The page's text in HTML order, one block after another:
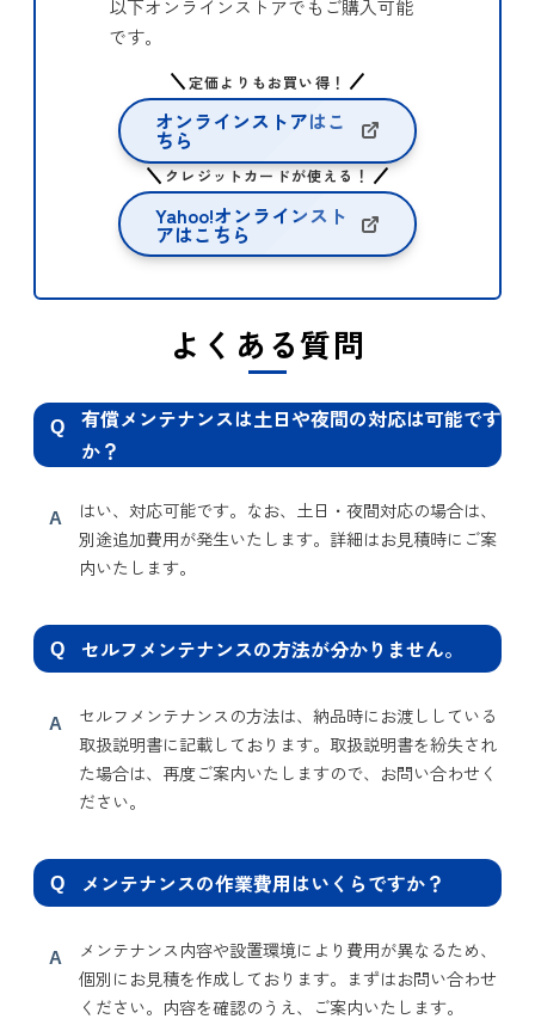
以下オンラインストアでもご購入可能
です。
定価よりもお買い得！
オンラインストアはこ
ちら
クレジットカードが使える！
Yahoo!オンラインスト
アはこちら
よくある質問
Q
有償メンテナンスは土日や夜間の対応は可能です
か？
A
はい、対応可能です。なお、土日・夜間対応の場合は、
別途追加費用が発生いたします。詳細はお見積時にご案
内いたします。
Q セルフメンテナンスの方法が分かりません。
A
セルフメンテナンスの方法は、納品時にお渡ししている
取扱説明書に記載しております。取扱説明書を紛失され
た場合は、再度ご案内いたしますので、お問い合わせく
ださい。
Q メンテナンスの作業費用はいくらですか？
A
メンテナンス内容や設置環境により費用が異なるため、
個別にお見積を作成しております。まずはお問い合わせ
ください。内容を確認のうえ、ご案内いたします。